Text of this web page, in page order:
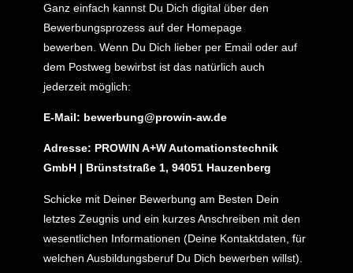
Ganz einfach kannst Du Dich digital über den
Bewerbungsprozess auf der Homepage
bewerben. Wenn Du Dich lieber per Email oder auf
dem Postweg bewirbst ist das natürlich auch
jederzeit möglich:
E-Mail: bewerbung@prowin-aw.de
Adresse: PROWIN A+W Automationstechnik
GmbH | Brünststraße 1, 94051 Hauzenberg
Schicke mit Deiner Bewerbung am Besten Dein
letztes Zeugnis und ein kurzes Anschreiben mit den
wesentlichen Informationen (Deine Kontaktdaten, für
welchen Ausbildungsberuf Du Dich bewerben willst).